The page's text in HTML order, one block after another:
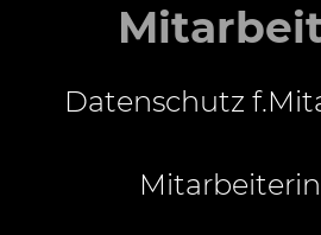
Datenschutz